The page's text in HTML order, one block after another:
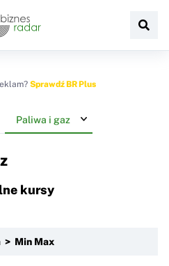
Sprawdź BR Plus
Paliwa i gaz
kursy
> Min Max